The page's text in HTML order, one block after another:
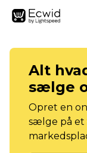
Alt
sælge
Opret en
sælge på et